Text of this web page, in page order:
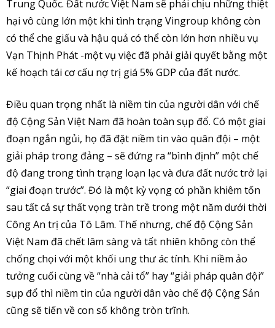
Trung Quốc. Đất nước Việt Nam sẽ phải chịu những thiệt
hại vô cùng lớn một khi tình trạng Vingroup không còn
có thể che giấu và hậu quả có thể còn lớn hơn nhiều vụ
Vạn Thịnh Phát -một vụ việc đã phải giải quyết bằng một
kế hoạch tái cơ cấu nợ trị giá 5% GDP của đất nước.
Điều quan trọng nhất là niềm tin của người dân với chế
độ Cộng Sản Việt Nam đã hoàn toàn sụp đổ. Có một giai
đoạn ngắn ngủi, họ đã đặt niềm tin vào quân đội – một
giải pháp trong đảng – sẽ đứng ra “bình định” một chế
độ đang trong tình trạng loạn lạc và đưa đất nước trở lại
“giai đoạn trước”. Đó là một kỳ vọng có phần khiêm tốn
sau tất cả sự thất vọng tràn trề trong một năm dưới thời
Công An trị của Tô Lâm. Thế nhưng, chế độ Cộng Sản
Việt Nam đã chết lâm sàng và tất nhiên không còn thể
chống chọi với một khối ung thư ác tính. Khi niềm ảo
tưởng cuối cùng về “nhà cải tổ” hay “giải pháp quân đội”
sụp đổ thì niềm tin của người dân vào chế độ Cộng Sản
cũng sẽ tiến về con số không tròn trĩnh.